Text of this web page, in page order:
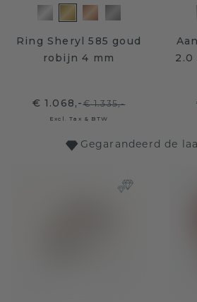
Ring Sheryl 585 goud
robijn 4 mm
€ 1.068,-€ 1.335,-
Excl. Tax & BTW
2.0
Gegarandeerd de